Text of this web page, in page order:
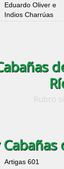
Eduardo Oliver e
Indios Charrúas
Rubro
Artigas 601